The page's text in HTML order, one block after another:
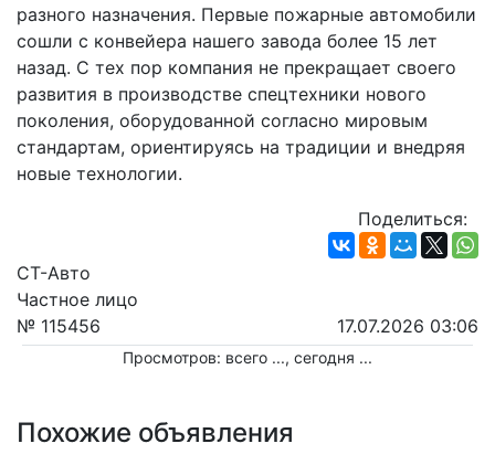
разного назначения. Первые пожарные автомобили
сошли с конвейера нашего завода более 15 лет
назад. С тех пор компания не прекращает своего
развития в производстве спецтехники нового
поколения, оборудованной согласно мировым
стандартам, ориентируясь на традиции и внедряя
новые технологии.
Поделиться:
СТ-Авто
Частное лицо
№ 115456
17.07.2026 03:06
Просмотров: всего ..., сегодня ...
Похожие объявления